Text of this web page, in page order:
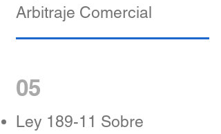
Arbitraje Comercial
05
Ley 189-11 Sobre